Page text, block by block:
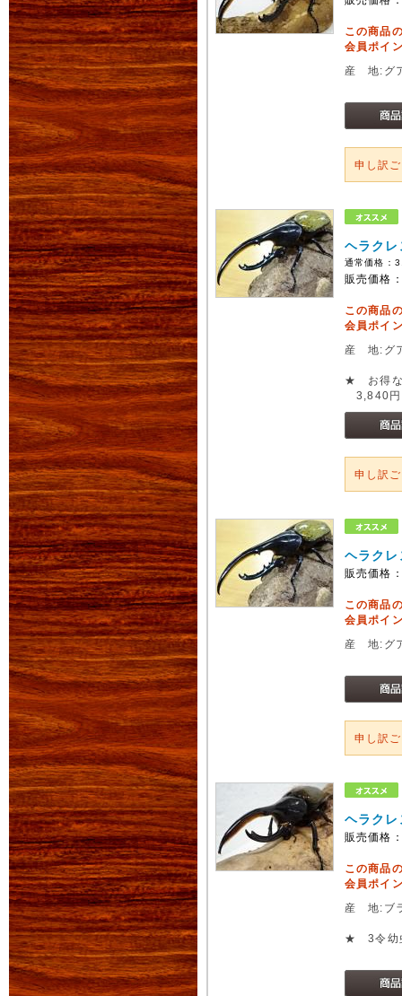
この商品
会員ポイ
産 地:グ
申し訳
ヘラク
通常価格：
販売価格
この商品
会員ポイ
産 地:グ
★ お得
3,840
申し訳
ヘラク
販売価格
この商品
会員ポイ
産 地:グ
申し訳
ヘラク
販売価格
この商品
会員ポイ
産 地:ブ
★ 3令幼